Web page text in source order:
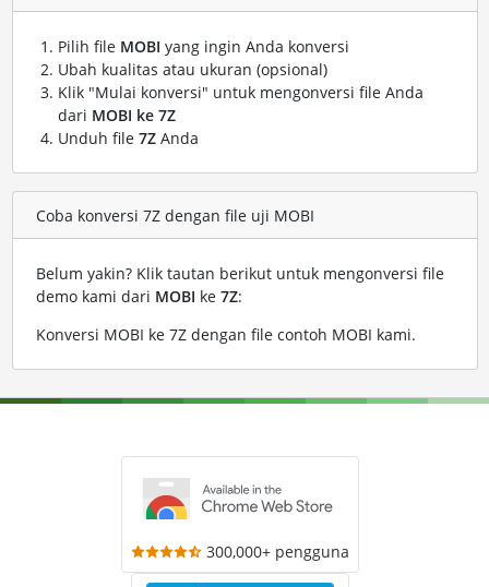
Pilih file MOBI yang ingin Anda konversi
Ubah kualitas atau ukuran (opsional)
Klik "Mulai konversi" untuk mengonversi file Anda
dari MOBI ke 7Z
Unduh file 7ZAnda
Coba konversi 7Z dengan file uji MOBI
Belum yakin? Klik tautan berikut untuk mengonversi file
demo kami dari MOBI ke 7Z:
Konversi MOBI ke 7Z dengan file contoh MOBI kami.
300,000+ pengguna